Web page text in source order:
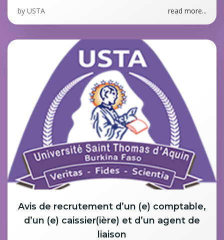
by USTA read more...
Avis de recrutement d’un (e) comptable,
d’un (e) caissier(ière) et d’un agent de
liaison